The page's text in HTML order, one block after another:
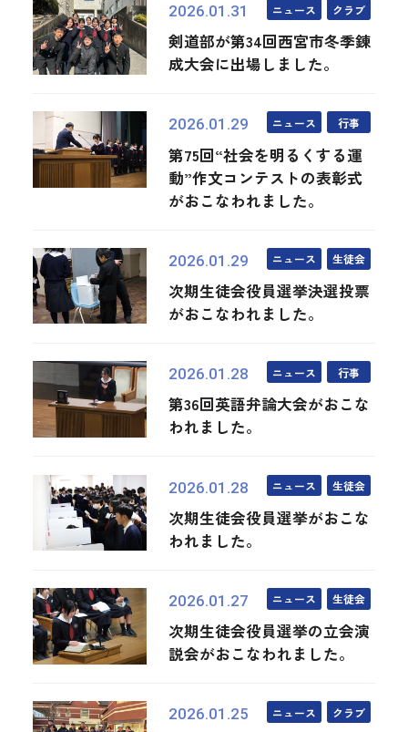
2026.01.31 ニュース クラブ
剣道部が第34回西宮市冬季錬
成大会に出場しました。
2026.01.29 ニュース 行事
第75回“社会を明るくする運
動”作文コンテストの表彰式
がおこなわれました。
2026.01.29 ニュース 生徒会
次期生徒会役員選挙決選投票
がおこなわれました。
2026.01.28 ニュース 行事
第36回英語弁論大会がおこな
われました。
2026.01.28 ニュース 生徒会
次期生徒会役員選挙がおこな
われました。
2026.01.27 ニュース 生徒会
次期生徒会役員選挙の立会演
説会がおこなわれました。
2026.01.25 ニュース クラブ